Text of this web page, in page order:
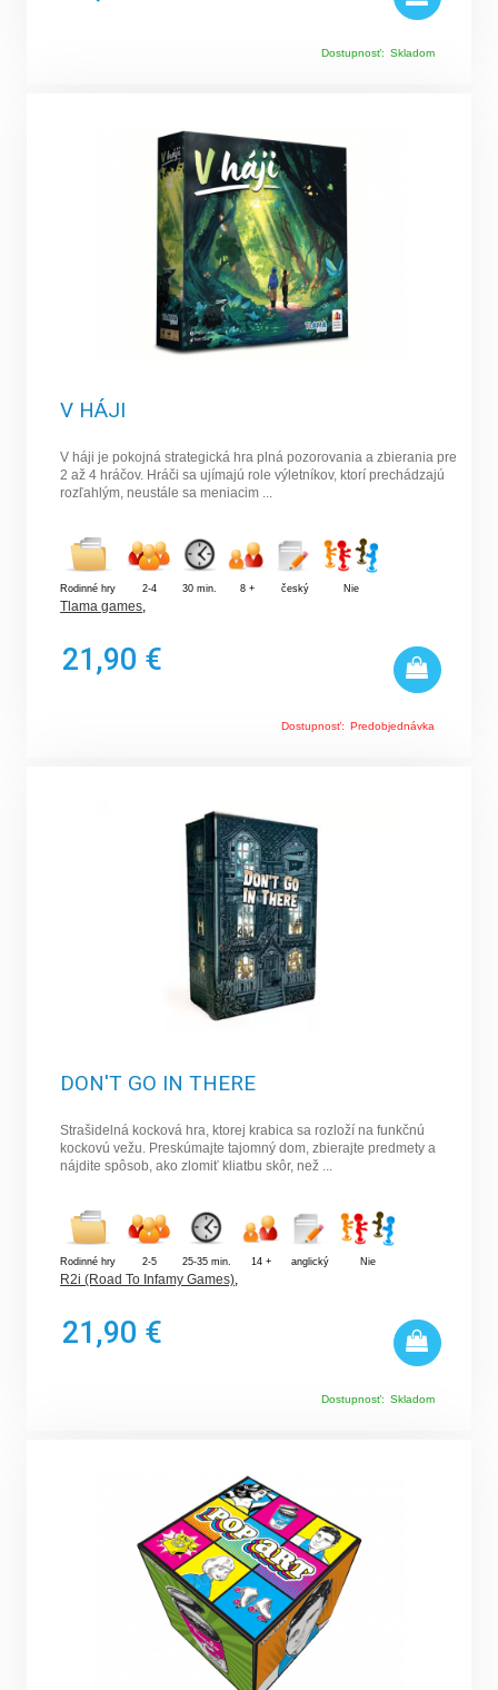
Dostupnosť: Skladom
V HÁJI
V háji je pokojná strategická hra plná pozorovania a zbierania pre
2 až 4 hráčov. Hráči sa ujímajú role výletníkov, ktorí prechádzajú
rozľahlým, neustále sa meniacim ...
Rodinné hry 2-4 30 min. 8 + český Nie
Tlama games
21,90 €
Dostupnosť: Predobjednávka
DON'T GO IN THERE
Strašidelná kocková hra, ktorej krabica sa rozloží na funkčnú
kockovú vežu. Preskúmajte tajomný dom, zbierajte predmety a
nájdite spôsob, ako zlomiť kliatbu skôr, než ...
Rodinné hry 2-5 25-35 min. 14 + anglický Nie
R2i (Road To Infamy Games),
21,90 €
Dostupnosť: Skladom